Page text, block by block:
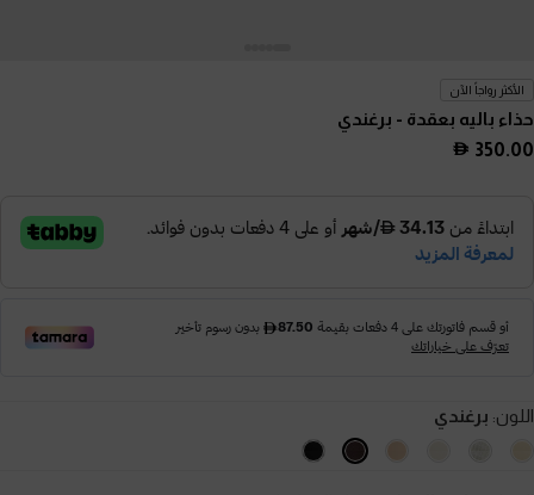
الأكثر رواجاً الآن
حذاء باليه بعقدة - برغندي
350.00
اللون: برغندي